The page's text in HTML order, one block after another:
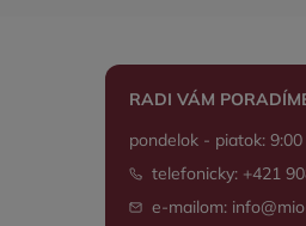
RADI VÁM
pondelok - piatok:
telefonicky: +421
e-mailom: